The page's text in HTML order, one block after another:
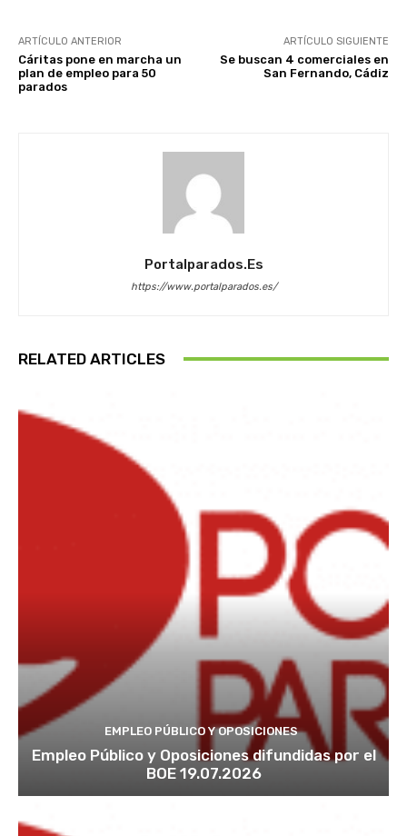
ARTÍCULO ANTERIOR
Cáritas pone en marcha un
plan de empleo para 50
parados
ARTÍCULO SIGUIENTE
Se buscan 4 comerciales en
San Fernando, Cádiz
Portalparados.es
https://www.portalparados.es/
RELATED ARTICLES
EMPLEO PÚBLICO Y OPOSICIONES
Empleo Público y Oposiciones difundidas por el
BOE 19.07.2026